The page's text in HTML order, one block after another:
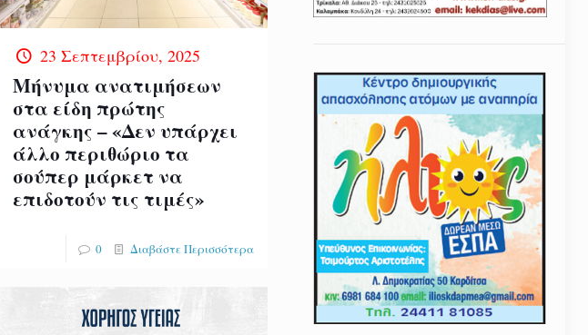
23 Σεπτεμβρίου, 2025
Μήνυμα ανατιμήσεων
στα είδη πρώτης
ανάγκης – «Δεν υπάρχει
άλλο περιθώριο τα
σούπερ μάρκετ να
επιδοτούν τις τιμές»
0 Διαβάστε Περισσότερα